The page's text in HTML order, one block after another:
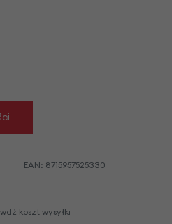
EAN: 8715957525330
koszt wysyłki